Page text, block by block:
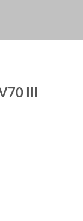
III